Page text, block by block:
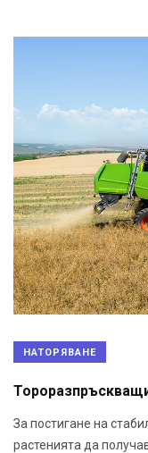
НАТОРЯВАНЕ
За постигане на
растенията да